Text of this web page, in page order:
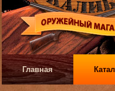
Главная